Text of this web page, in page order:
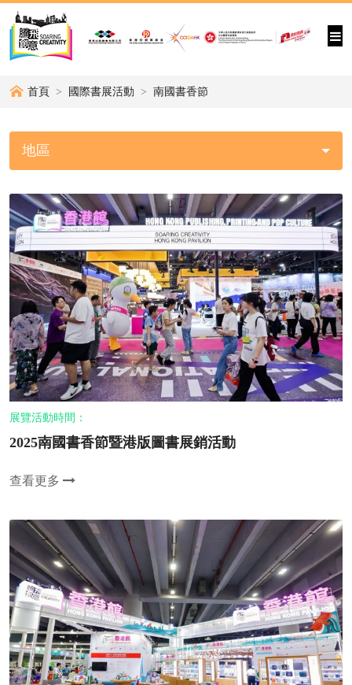
首頁 國際書展活動 南國書香節
地區
展覽活動時間：
2025南國書香節暨港版圖書展銷活動
查看更多